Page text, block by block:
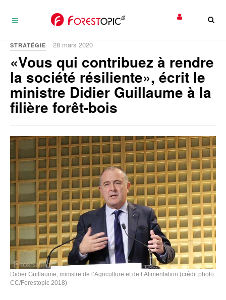
STRATÉGIE 28 mars 2020
«Vous qui contribuez à rendre
la société résiliente», écrit le
ministre Didier Guillaume à la
filière forêt-bois
Didier Guillaume, ministre de l’Agriculture et de l’Alimentation (crédit photo:
CC/Forestopic 2018)